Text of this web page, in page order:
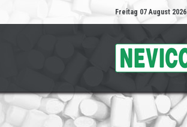
Freitag 07 August 2026